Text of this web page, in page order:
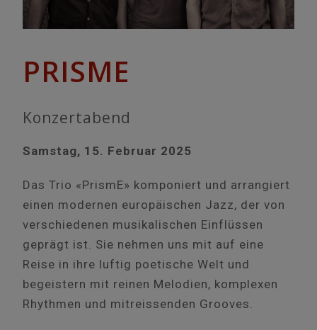
PRISME
Konzertabend
Samstag, 15. Februar 2025
Das Trio «PrismE» komponiert und arrangiert
einen modernen europäischen Jazz, der von
verschiedenen musikalischen Einflüssen
geprägt ist. Sie nehmen uns mit auf eine
Reise in ihre luftig poetische Welt und
begeistern mit reinen Melodien, komplexen
Rhythmen und mitreissenden Grooves.